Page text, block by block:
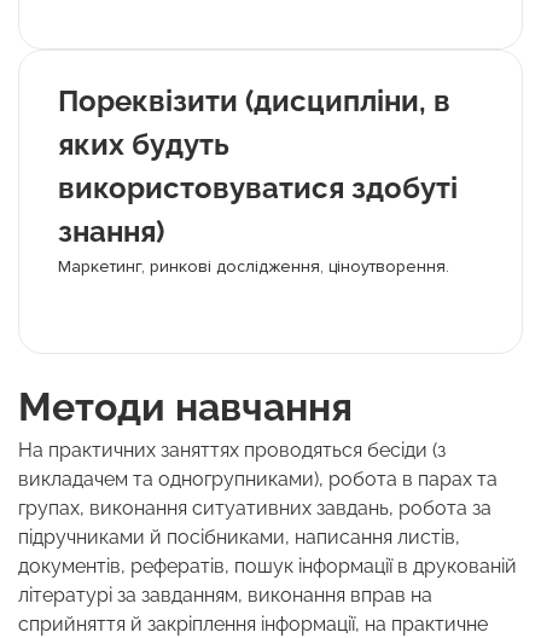
Пореквізити (дисципліни, в
яких будуть
використовуватися здобуті
знання)
Маркетинг, ринкові дослідження, ціноутворення.
Методи навчання
На практичних заняттях проводяться бесіди (з
викладачем та одногрупниками), робота в парах та
групах, виконання ситуативних завдань, робота за
підручниками й посібниками, написання листів,
документів, рефератів, пошук інформації в друкованій
літературі за завданням, виконання вправ на
сприйняття й закріплення інформації, на практичне